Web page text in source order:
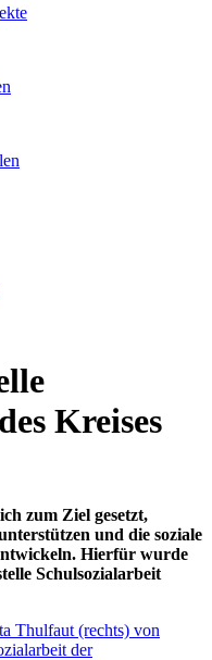
Kreises
zum Ziel gesetzt,
und die soziale
Hierfür wurde
Schulsozialarbeit